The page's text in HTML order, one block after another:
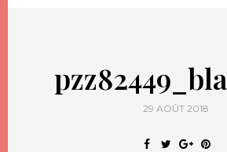
29 AOÛT 2018